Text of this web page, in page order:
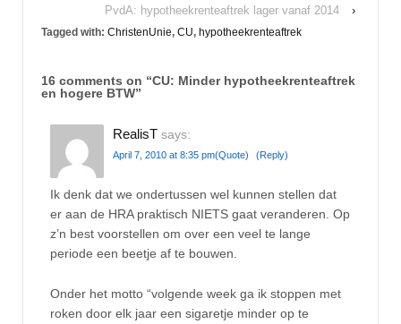
PvdA: hypotheekrenteaftrek lager vanaf 2014
›
Tagged with: ChristenUnie, CU, hypotheekrenteaftrek
16 comments on “CU: Minder hypotheekrenteaftrek
en hogere BTW”
RealisT says:
April 7, 2010 at 8:35 pm(Quote) (Reply)
Ik denk dat we ondertussen wel kunnen stellen dat
er aan de HRA praktisch NIETS gaat veranderen. Op
z’n best voorstellen om over een veel te lange
periode een beetje af te bouwen.
Onder het motto “volgende week ga ik stoppen met
roken door elk jaar een sigaretje minder op te